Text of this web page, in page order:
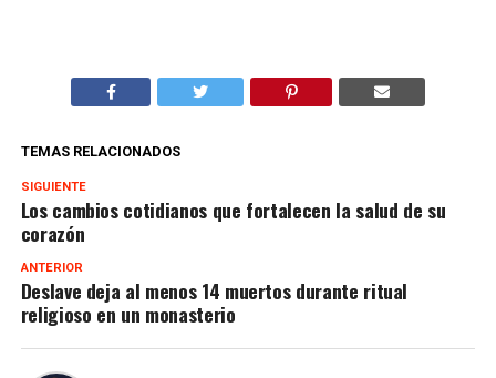
TEMAS RELACIONADOS
SIGUIENTE
Los cambios cotidianos que fortalecen la salud de su
corazón
ANTERIOR
Deslave deja al menos 14 muertos durante ritual
religioso en un monasterio